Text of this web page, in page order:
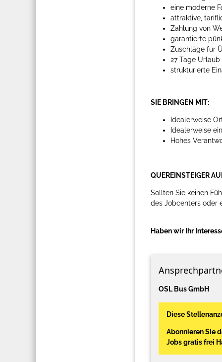
eine moderne
attraktive,
Zahlung von
garantierte
Zuschläge für
27 Tage Urlaub
strukturierte
SIE BRINGEN MIT:
Idealerweise
Idealerweise
Hohes
QUEREINSTEIGER
Sollten Sie keinen
des Jobcenters oder
Haben wir Ihr
OSL Bus GmbH
Diese
Abonnieren Sie
Jobs gratis frei